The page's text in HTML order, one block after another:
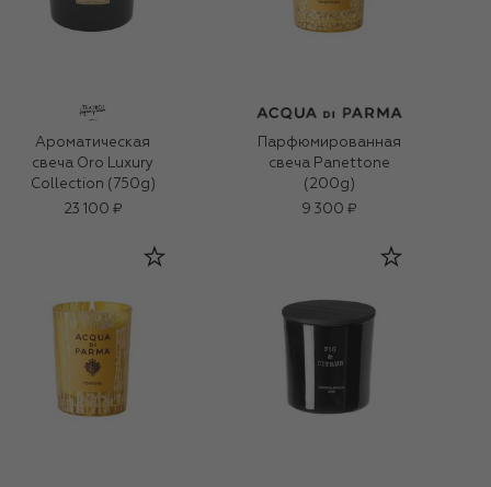
Ароматическая
свеча Oro Luxury
Collection (750g)
23 100 ₽
Парфюмированная
свеча Panettone
(200g)
9 300 ₽